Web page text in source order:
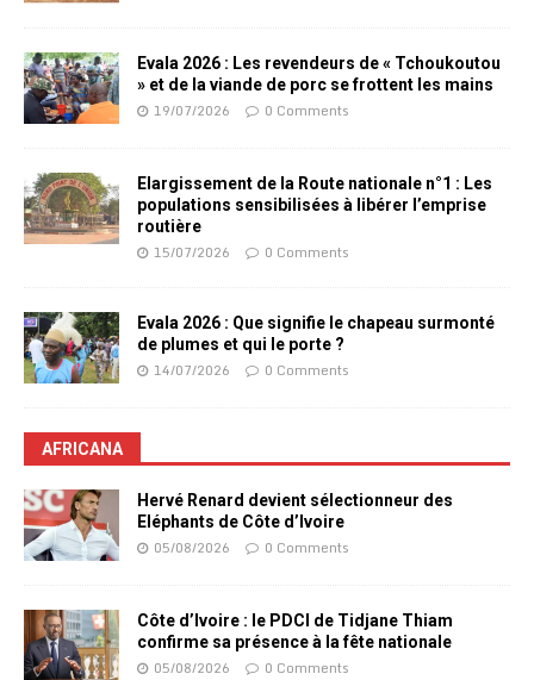
Evala 2026 : Les revendeurs de « Tchoukoutou
» et de la viande de porc se frottent les mains
19/07/2026 0 Comments
Elargissement de la Route nationale n°1 : Les
populations sensibilisées à libérer l’emprise
routière
15/07/2026 0 Comments
Evala 2026 : Que signifie le chapeau surmonté
de plumes et qui le porte ?
14/07/2026 0 Comments
AFRICANA
Hervé Renard devient sélectionneur des
Eléphants de Côte d’Ivoire
05/08/2026 0 Comments
Côte d’Ivoire : le PDCI de Tidjane Thiam
confirme sa présence à la fête nationale
05/08/2026 0 Comments